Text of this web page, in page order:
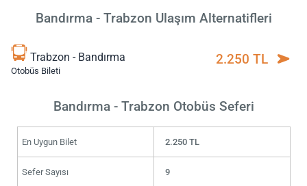
Bandırma - Trabzon Ulaşım Alternatifleri
Trabzon - Bandırma
Otobüs Bileti
2.250 TL
Bandırma - Trabzon Otobüs Seferi
En Uygun Bilet 2.250 TL
Sefer Sayısı 9